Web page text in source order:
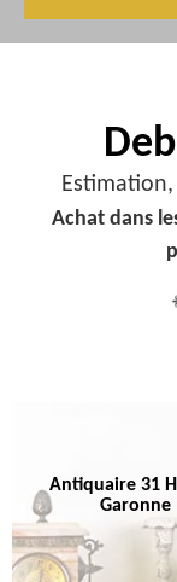
Achat dans
Antiquaire 31
Garonne